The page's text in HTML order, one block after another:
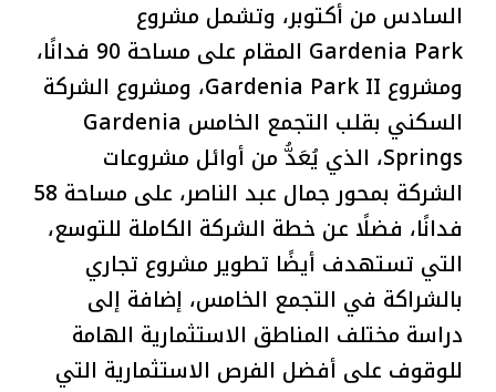
السادس من أكتوبر، وتشمل مشروع
Gardenia Park المقام على مساحة 90 فدانًا،
ومشروع Gardenia Park II، ومشروع الشركة
السكني بقلب التجمع الخامس Gardenia
Springs، الذي يُعَدُّ من أوائل مشروعات
الشركة بمحور جمال عبد الناصر، على مساحة 58
فدانًا، فضلًا عن خطة الشركة الكاملة للتوسع،
التي تستهدف أيضًا تطوير مشروع تجاري
بالشراكة في التجمع الخامس، إضافة إلى
دراسة مختلف المناطق الاستثمارية الهامة
للوقوف على أفضل الفرص الاستثمارية التي